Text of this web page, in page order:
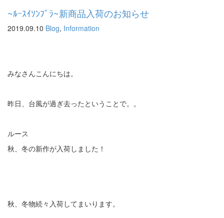
~ﾙｰｽｲｿﾝﾌﾞﾗ~新商品入荷のお知らせ
2019.09.10 Blog, Information
みなさんこんにちは。
昨日、台風が過ぎ去ったということで。。
ルース
秋、冬の新作が入荷しました！
秋、冬物続々入荷してまいります。